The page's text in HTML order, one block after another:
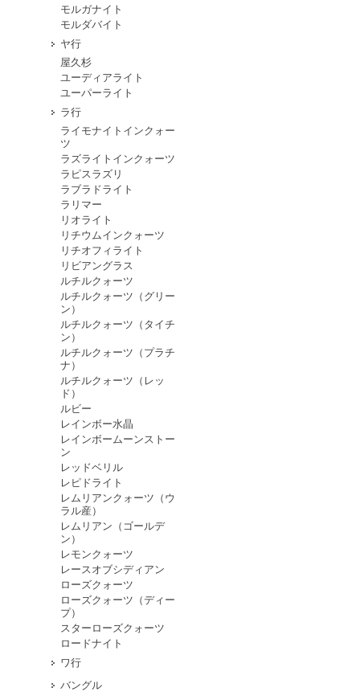
モルガナイト
モルダバイト
ヤ行
屋久杉
ユーディアライト
ユーパーライト
ラ行
ライモナイトインクォー
ツ
ラズライトインクォーツ
ラピスラズリ
ラブラドライト
ラリマー
リオライト
リチウムインクォーツ
リチオフィライト
リビアングラス
ルチルクォーツ
ルチルクォーツ（グリー
ン）
ルチルクォーツ（タイチ
ン）
ルチルクォーツ（プラチ
ナ）
ルチルクォーツ（レッ
ド）
ルビー
レインボー水晶
レインボームーンストー
ン
レッドベリル
レピドライト
レムリアンクォーツ（ウ
ラル産）
レムリアン（ゴールデ
ン）
レモンクォーツ
レースオブシディアン
ローズクォーツ
ローズクォーツ（ディー
プ）
スターローズクォーツ
ロードナイト
ワ行
バングル